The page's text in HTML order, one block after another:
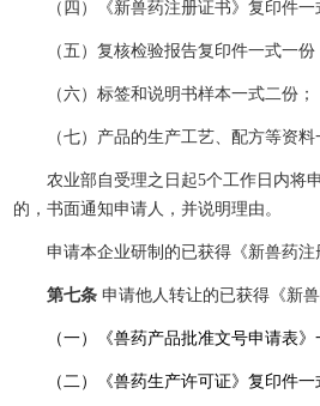
（四）《新兽药注册证书》复印件一
（五）复核检验报告复印件一式一份
（六）标签和说明书样本一式二份；
（七）产品的生产工艺、配方等资料
农业部自受理之日起5个工作日内将申
的，书面通知申请人，并说明理由。
申请本企业研制的已获得《新兽药注册
第七条 申请他人转让的已获得《新
（一）《兽药产品批准文号申请表》
（二）《兽药生产许可证》复印件一